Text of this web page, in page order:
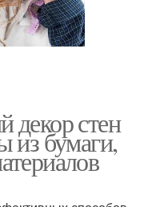
декор стен
из бумаги,